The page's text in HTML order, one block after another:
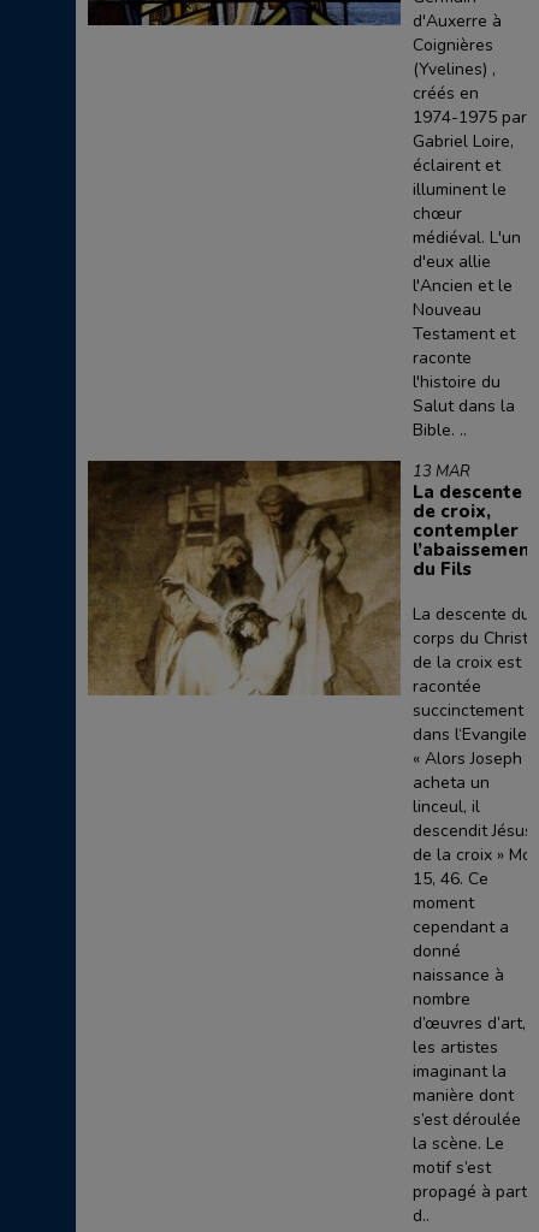
d'Auxerre à
Coignières
(Yvelines) ,
créés en
1974-1975 par
Gabriel Loire,
éclairent et
illuminent le
chœur
médiéval. L'un
d'eux allie
l'Ancien et le
Nouveau
Testament et
raconte
l'histoire du
Salut dans la
Bible. ..
13 MAR
La descente
de croix,
contempler
l’abaissement
du Fils
La descente du
corps du Christ
de la croix est
racontée
succinctement
dans l‘Evangile :
« Alors Joseph
acheta un
linceul, il
descendit Jésus
de la croix » Mc,
15, 46. Ce
moment
cependant a
donné
naissance à
nombre
d’œuvres d’art,
les artistes
imaginant la
manière dont
s’est déroulée
la scène. Le
motif s’est
propagé à partir
d..